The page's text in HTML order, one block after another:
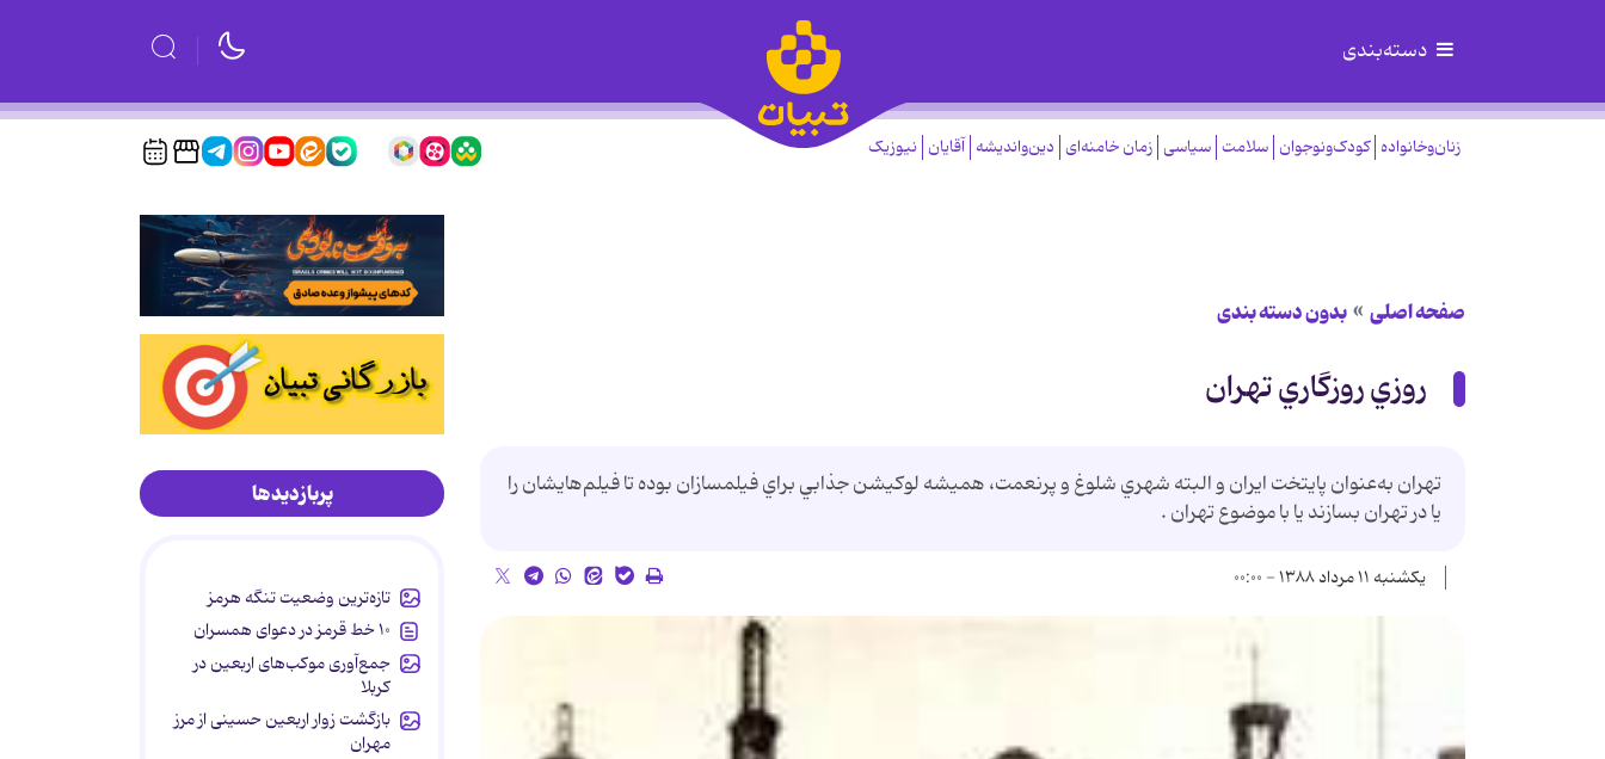
دسته‌بندی
زنان‌وخانواده کودک‌ونوجوان سلامت سیاسی زمان خامنه‌ای دین‌واندیشه آقایان نیوزیک
صفحه اصلی بدون دسته بندی
روزي روزگاري تهران
تهران به‌عنوان پايتخت ايران و البته شهري شلوغ و پرنعمت، هميشه لوكيشن جذابي براي فيلمسازان بوده تا فيلم‌هايشان را
يا در تهران بسازند يا با موضوع تهران .
یکشنبه ۱۱ مرداد ۱۳۸۸ - ۰۰:۰۰
پربازدیدها
تازه‌ترین وضعیت تنگه هرمز
۱۰ خط قرمز در دعوای همسران
جمع‌آوری موکب‌های اربعین در
کربلا
بازگشت زوار اربعین حسینی از مرز
مهران